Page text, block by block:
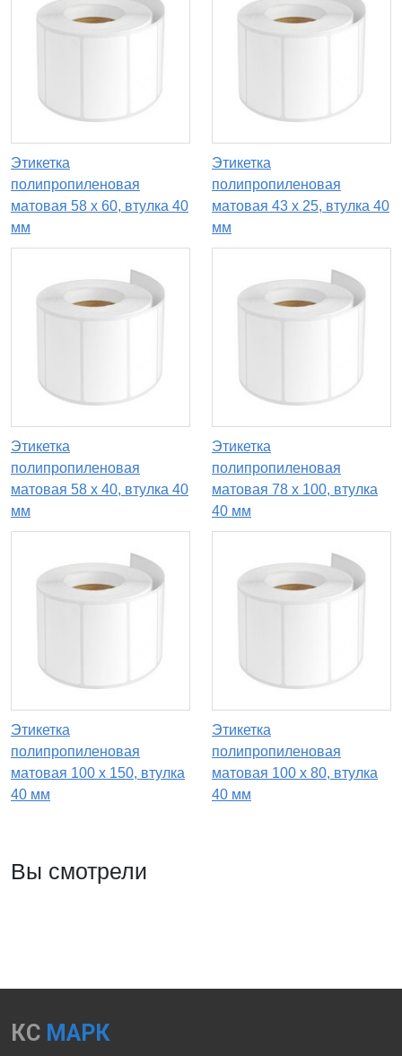
Этикетка
полипропиленовая
матовая 58 x 60, втулка 40
мм
Этикетка
полипропиленовая
матовая 43 x 25, втулка 40
мм
Этикетка
полипропиленовая
матовая 58 x 40, втулка 40
мм
Этикетка
полипропиленовая
матовая 78 x 100, втулка
40 мм
Этикетка
полипропиленовая
матовая 100 x 150, втулка
40 мм
Этикетка
полипропиленовая
матовая 100 x 80, втулка
40 мм
Вы смотрели
КС МАРК